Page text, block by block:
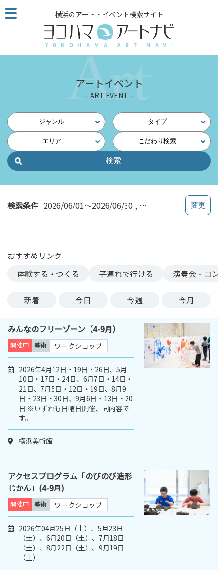
こ
の
ジ
読
他
ペ
の
横浜のアート・イベント検索サイト
アートイベント
ART EVENT
ジャンル タイプ
エリア こだわり検索
検索条件 2026/06/01～2026/06/30 体験する・つくる
おすすめリンク
体験する・つくる
子連れで行ける 演奏会・コ
新着 今日 今週 今月
みんなのフリーゾーン（4-9月）
開催中 美術 ワークショップ
2026年4月12日・19日・26日、5月
10日・17日・24日、6月7日・14日・
21日、7月5日・12日・19日、8月9
日・23日・30日、9月6日・13日・20
日 ※いずれも日曜日開催、同内容で
す。
横浜美術館
アクセスプログラム「のびのび造形
じかん」(4-9月)
開催中 美術 ワークショップ
2026年04月25日（土）、5月23日
（土）、6月20日（土）、7月18日
（土）、8月22日（土）、9月19日
（土）